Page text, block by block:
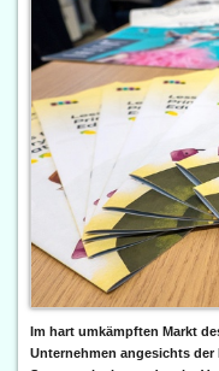
Im hart umkämpften Markt
Unternehmen angesichts